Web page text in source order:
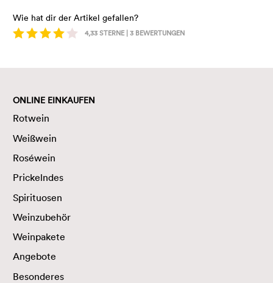
Wie hat dir der Artikel gefallen?
4,33STERNE | 3 BEWERTUNGEN
ONLINE EINKAUFEN
Rotwein
Weißwein
Roséwein
Prickelndes
Spirituosen
Weinzubehör
Weinpakete
Angebote
Besonderes